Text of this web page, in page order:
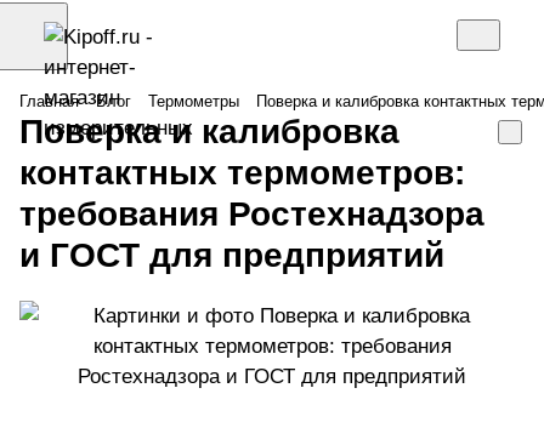
Главная Блог Термометры Поверка и калибровка контактных
Поверка и калибровка
контактных термометров:
требования Ростехнадзора
и ГОСТ для предприятий